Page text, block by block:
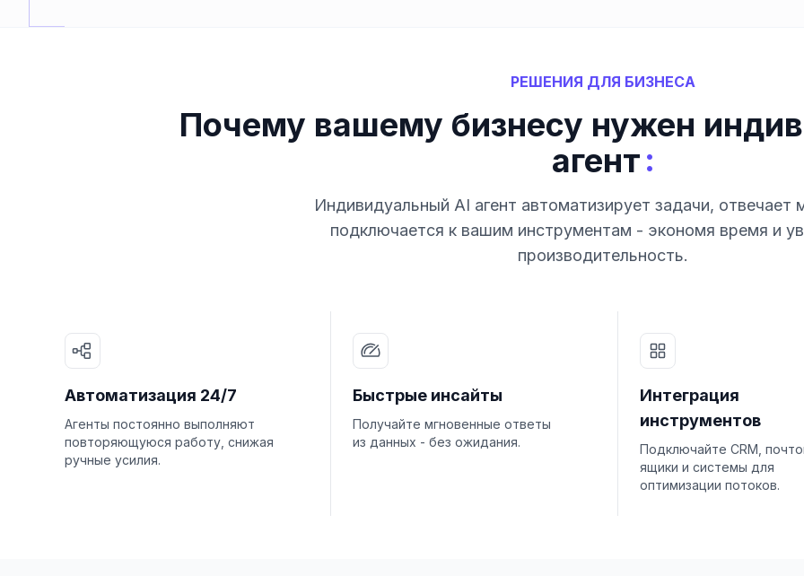
РЕШЕНИЯ ДЛЯ БИЗНЕСА
Почему вашему бизнесу нужен
агент:
Индивидуальный AI агент автоматизирует задачи, отвечает
подключается к вашим инструментам - экономя время и
производительность.
Автоматизация 24/7
Агенты постоянно выполняют
повторяющуюся работу, снижая
ручные усилия.
Быстрые инсайты
Получайте мгновенные ответы
из данных - без ожидания.
Интеграция
инструментов
Подключайте CRM,
ящики и системы для
оптимизации потоков.